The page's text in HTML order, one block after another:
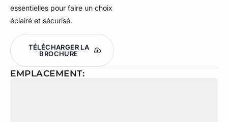
essentielles pour faire un choix
éclairé et sécurisé.
TÉLÉCHARGER LA
BROCHURE
EMPLACEMENT: